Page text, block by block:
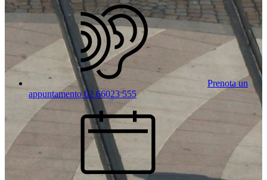
Prenota un
appuntamento 02 66023 555